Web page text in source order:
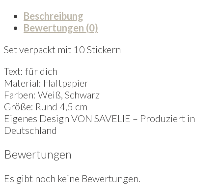
Beschreibung
Bewertungen (0)
Set verpackt mit 10 Stickern
Text: für dich
Material: Haftpapier
Farben: Weiß, Schwarz
Größe: Rund 4,5 cm
Eigenes Design VON SAVELIE – Produziert in
Deutschland
Bewertungen
Es gibt noch keine Bewertungen.